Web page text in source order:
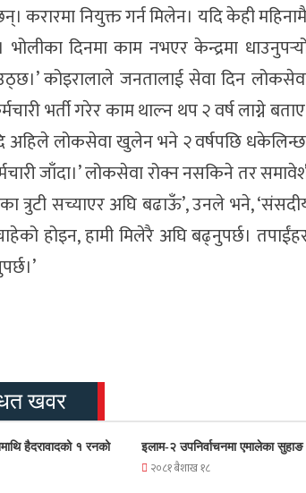
करारमा नियुक्त गर्न मिलेन। यदि केही
दिनमा काम नभएर केन्द्रमा
कोइरालाले जनतालाई सेवा दिन
भर्ती गरेर काम थाल्न थप २ वर्ष लाग्ने
अहिले लोकसेवा खुलेन भने २ वर्षपछि
जाँदा।’ लोकसेवा रोक्न नसकिने तर
त्रुटी सच्याएर अघि बढाऊँ’, उनले भने,
होइन, हामी मिलेरै अघि बढ्नुपर्छ।
खवर
हैदरावादको १ रनको
इलाम-२ उपनिर्वाचनमा एमालेका सुहाङ
२०८१ बैशाख १८